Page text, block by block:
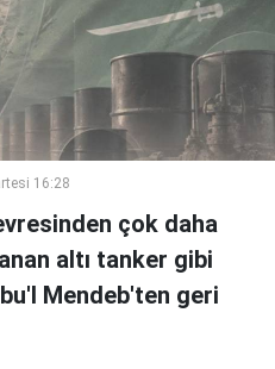
16:28
çok daha
altı tanker gibi
Mendeb'ten geri